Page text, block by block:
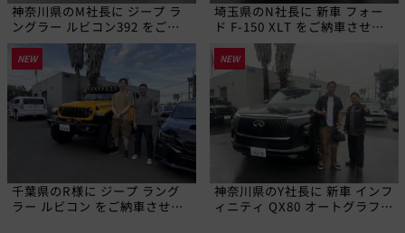
神奈川県のM社長に ジープ ラ
ングラー ルビコン392 をご納
車させていただきました!
埼玉県のN社長に 新車 フォー
ド F-150 XLT をご納車させて
いただきました!
NEW
千葉県のR様に ジープ ラング
ラー ルビコン をご納車させて
NEW
神奈川県のY社長に 新車 インフ
ィニティ QX80 オートグラフ